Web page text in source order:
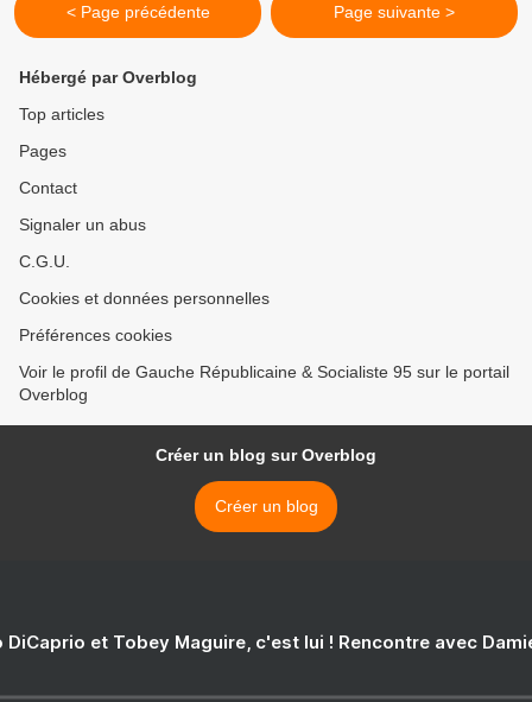
< Page précédente Page suivante >
Hébergé par Overblog
Top articles
Pages
Contact
Signaler un abus
C.G.U.
Cookies et données personnelles
Préférences cookies
Voir le profil de Gauche Républicaine & Socialiste 95 sur le portail
Overblog
Créer un blog sur Overblog
Créer un blog
DiCaprio et Tobey Maguire, c'est lui ! Rencontre avec